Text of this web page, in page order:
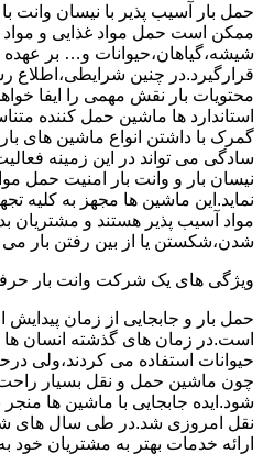
حمل بار آسیب پذیر با نیسان وانت
ممکن است حمل مواد غذایی و
شیشه،گیاهان،حیوانات و… بر
قرارگیرد.در چنین
محتویات بار نقش مهمی را ایفا
استاندارد ها ماشین حمل کننده
گمرک با داشتن انواع ماشین های
سادگی می تواند در این زمینه
نیسان بار و وانت بار امنیت حمل
نماید.این ماشین ها مجهز به کلیه
مواد آسیب پذیر هستند و مشتریان
شدن،شکستن یا از بین رفتن بار می
ویژگی های یک شرکت وانت بار
حمل بار و جابجایی از زمان پیدایش
است.در زمان های گذشته انسان ها
حیوانات استفاده می کردند،ولی
چون ماشین حمل و نقل بسیار راحت
شود.ایده جابجایی با ماشین ها
نقل امروزی شد.در طی سال های
ارائه خدمات بهتر به مشتریان خود